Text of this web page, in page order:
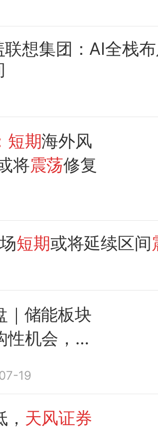
想集团：AI全栈
短期海外风
将震荡修复
短期或将延续区间
｜储能板块
机会， 短
19
天风证券